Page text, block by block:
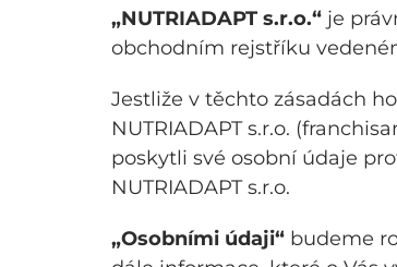
„NUTRIADAPT s.r.o.“ je
obchodním rejstříku
Jestliže v těchto zásadách
NUTRIADAPT s.r.o.
poskytli své osobní údaje
NUTRIADAPT s.r.o.
„Osobními údaji“ budeme